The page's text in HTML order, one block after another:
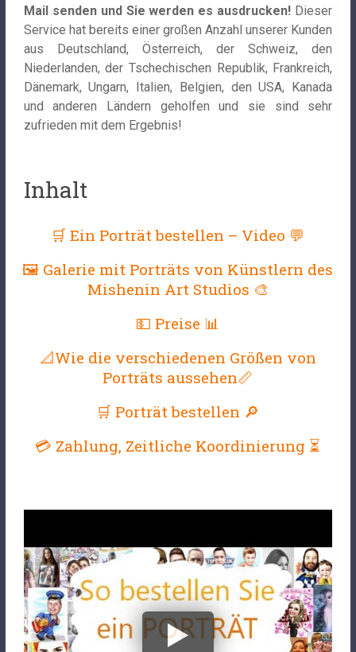
Mail senden und Sie werden es ausdrucken! Dieser
Service hat bereits einer großen Anzahl unserer Kunden
aus Deutschland, Österreich, der Schweiz, den
Niederlanden, der Tschechischen Republik, Frankreich,
Dänemark, Ungarn, Italien, Belgien, den USA, Kanada
und anderen Ländern geholfen und sie sind sehr
zufrieden mit dem Ergebnis!
Inhalt
🛒 Ein Porträt bestellen – Video 💬
🖼 Galerie mit Porträts von Künstlern des
Mishenin Art Studios 🎨
💵 Preise 📊
📐Wie die verschiedenen Größen von
Porträts aussehen📏
🛒 Porträt bestellen 🔎
💳 Zahlung, Zeitliche Koordinierung ⏳